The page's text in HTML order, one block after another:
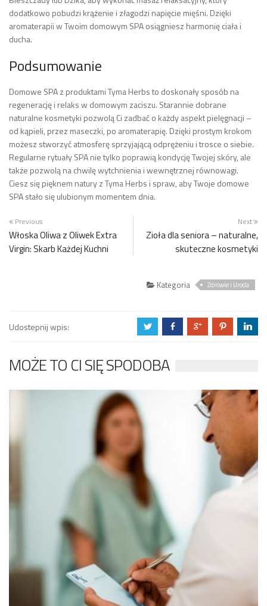
dodatkowo pobudzi krążenie i złagodzi napięcie mięśni. Dzięki
aromaterapii w Twoim domowym SPA osiągniesz harmonię ciała i
ducha.
Podsumowanie
Domowe SPA z produktami Tyma Herbs to doskonały sposób na
regenerację i relaks w domowym zaciszu. Starannie dobrane
naturalne kosmetyki pozwolą Ci zadbać o każdy aspekt pielęgnacji –
od kąpieli, przez maseczki, po aromaterapię. Dzięki prostym krokom
możesz stworzyć atmosferę sprzyjającą odprężeniu i trosce o siebie.
Regularne rytuały SPA nie tylko poprawią kondycję Twojej skóry, ale
także pozwolą na chwilę wytchnienia i wewnętrznej równowagi.
Ciesz się pięknem natury z Tyma Herbs i spraw, aby Twoje domowe
SPA stało się ulubionym momentem dnia.
Previous
Włoska Oliwa z Oliwek Extra
Virgin: Skarb Każdej Kuchni
Next
Zioła dla seniora – naturalne,
skuteczne kosmetyki
Kategoria Zdrowie i Uroda
Udostepnij wpis: a b c d j
MOŻE TO CI SIĘ SPODOBA